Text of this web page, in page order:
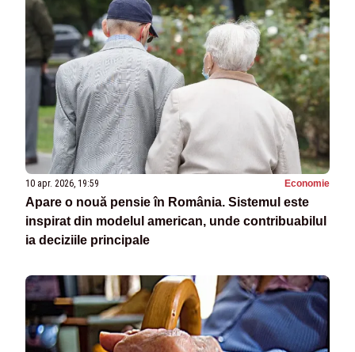
10 apr. 2026, 19:59 Economie
Apare o nouă pensie în România. Sistemul este
inspirat din modelul american, unde contribuabilul
ia deciziile principale